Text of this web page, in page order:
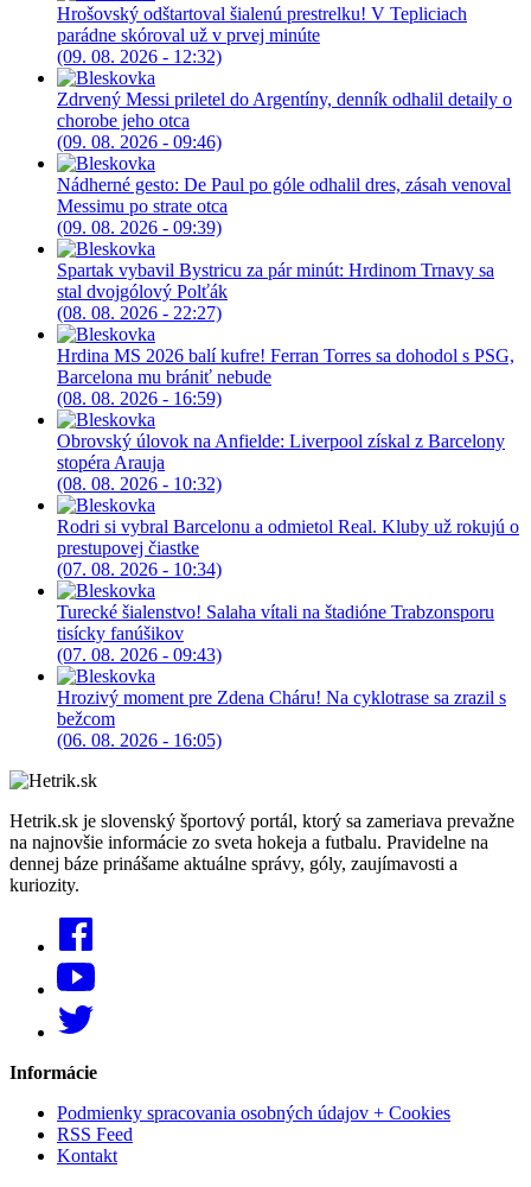
Hrošovský odštartoval šialenú prestrelku! V Tepliciach
parádne skóroval už v prvej minúte
(09. 08. 2026 - 12:32)
Zdrvený Messi priletel do Argentíny, denník odhalil detaily o
chorobe jeho otca
(09. 08. 2026 - 09:46)
Nádherné gesto: De Paul po góle odhalil dres, zásah venoval
Messimu po strate otca
(09. 08. 2026 - 09:39)
Spartak vybavil Bystricu za pár minút: Hrdinom Trnavy sa
stal dvojgólový Polťák
(08. 08. 2026 - 22:27)
Hrdina MS 2026 balí kufre! Ferran Torres sa dohodol s PSG,
Barcelona mu brániť nebude
(08. 08. 2026 - 16:59)
Obrovský úlovok na Anfielde: Liverpool získal z Barcelony
stopéra Arauja
(08. 08. 2026 - 10:32)
Rodri si vybral Barcelonu a odmietol Real. Kluby už rokujú o
prestupovej čiastke
(07. 08. 2026 - 10:34)
Turecké šialenstvo! Salaha vítali na štadióne Trabzonsporu
tisícky fanúšikov
(07. 08. 2026 - 09:43)
Hrozivý moment pre Zdena Cháru! Na cyklotrase sa zrazil s
bežcom
(06. 08. 2026 - 16:05)
Hetrik.sk je slovenský športový portál, ktorý sa zameriava prevažne
na najnovšie informácie zo sveta hokeja a futbalu. Pravidelne na
dennej báze prinášame aktuálne správy, góly, zaujímavosti a
kuriozity.
Informácie
Podmienky spracovania osobných údajov + Cookies
RSS Feed
Kontakt